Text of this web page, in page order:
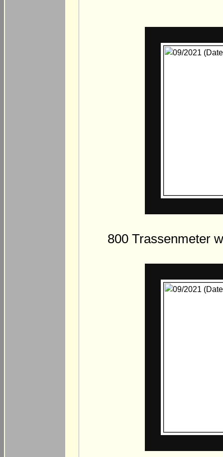
800 Trassenmeter